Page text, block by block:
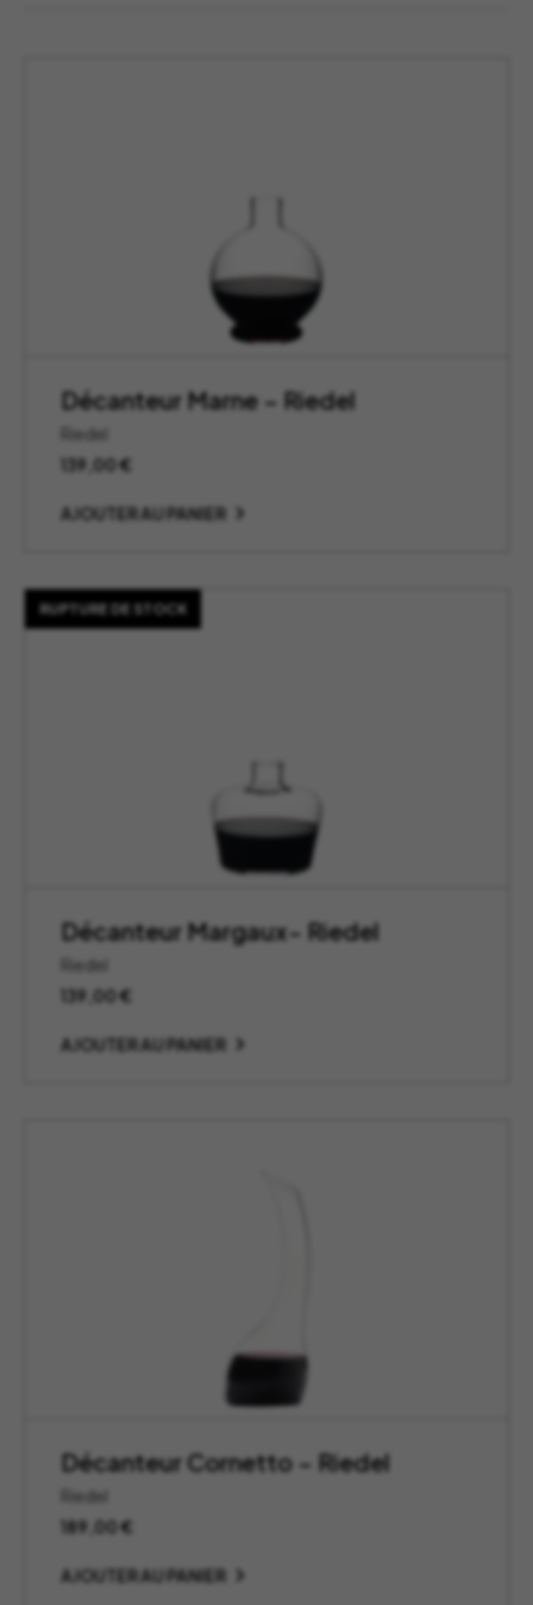
Décanteur Marne – Riedel
Riedel
139,00€
AJOUTER AU PANIER
RUPTURE DE STOCK
Décanteur Margaux- Riedel
Riedel
139,00€
AJOUTER AU PANIER
Décanteur Cornetto – Riedel
Riedel
189,00€
AJOUTER AU PANIER